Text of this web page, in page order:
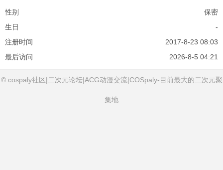
性别
保密
生日
-
注册时间
2017-8-23 08:03
最后访问
2026-8-5 04:21
© cospaly社区|二次元论坛|ACG动漫交流|COSpaly-目前最大的二次元聚
集地